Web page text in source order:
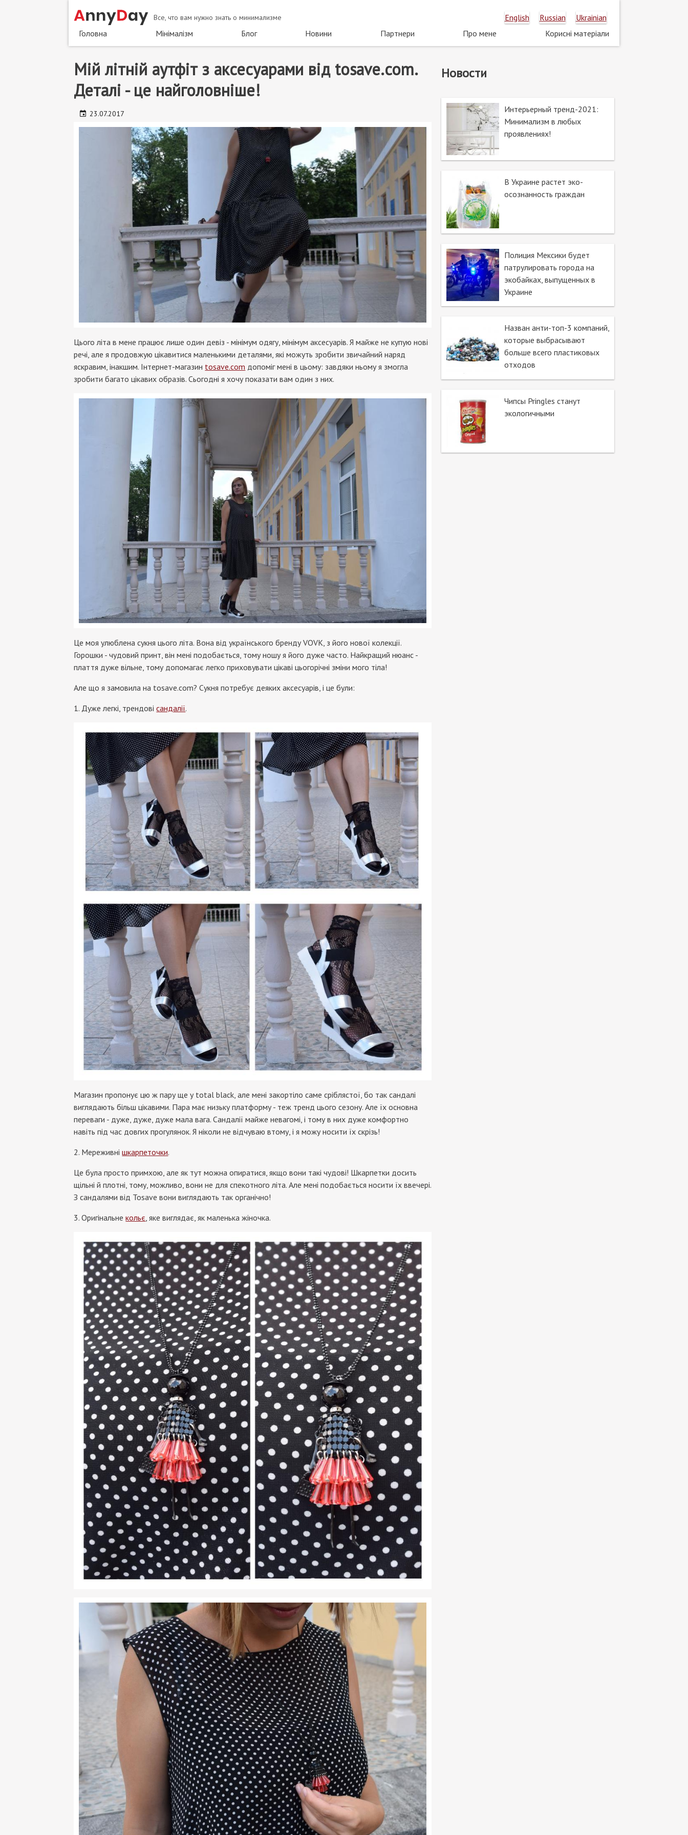
Все, что вам нужно знать о минимализме English Russian Ukrainian
Основная
Головна Мінімалізм Блог Новини Партнери Про мене Корисні матеріали
Мій літній аутфіт з аксесуарами від tosave.com.
Деталі - це найголовніше!
23.07.2017
Цього літа в мене працює лише один девіз - мінімум одягу, мінімум аксесуарів. Я майже не купую нові
речі, але я продовжую цікавитися маленькими деталями, які можуть зробити звичайний наряд
яскравим, інакшим. Інтернет-магазин tosave.com допоміг мені в цьому: завдяки ньому я змогла
зробити багато цікавих образів. Сьогодні я хочу показати вам один з них.
Це моя улюблена сукня цього літа. Вона від українського бренду VOVK, з його нової колекції.
Горошки - чудовий принт, він мені подобається, тому ношу я його дуже часто. Найкращий нюанс -
плаття дуже вільне, тому допомагає легко приховувати цікаві цьогорічні зміни мого тіла!
Але що я замовила на tosave.com? Сукня потребує деяких аксесуарів, і це були:
1. Дуже легкі, трендовісандалії.
Магазин пропонує цю ж пару ще у total black, але мені закортіло саме сріблястої, бо так сандалі
виглядають більш цікавими. Пара має низьку платформу - теж тренд цього сезону. Але їх основна
переваги - дуже, дуже, дуже мала вага. Сандалії майже невагомі, і тому в них дуже комфортно
навіть під час довгих прогулянок. Я ніколи не відчуваю втому, і я можу носити їх скрізь!
2. Мереживнішкарпеточки.
Це була просто примхою, але як тут можна опиратися, якщо вони такі чудові! Шкарпетки досить
щільні й плотні, тому, можливо, вони не для спекотного літа. Але мені подобається носити їх ввечері.
З сандалями від Tosave вони виглядають так органічно!
3. Оригінальнекольє , яке виглядає, як маленька жіночка.
Новости
Интерьерный тренд-2021:
Минимализм в любых
проявлениях!
В Украине растет эко-
осознанность граждан
Полиция Мексики будет
патрулировать города на
экобайках, выпущенных в
Украине
Назван анти-топ-3 компаний,
которые выбрасывают
больше всего пластиковых
отходов
Чипсы Pringles станут
экологичными